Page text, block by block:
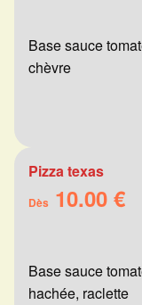
Base sauce
chèvre
Pizza texas
Dès 10.00 €
Base sauce
hachée, raclette